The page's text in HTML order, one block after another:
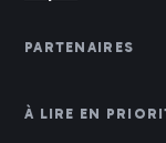
PARTENAIRES
À LIRE EN